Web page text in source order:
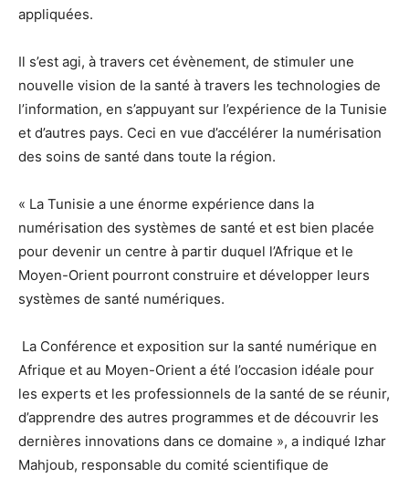
appliquées.
Il s’est agi, à travers cet évènement, de stimuler une
nouvelle vision de la santé à travers les technologies de
l’information, en s’appuyant sur l’expérience de la Tunisie
et d’autres pays. Ceci en vue d’accélérer la numérisation
des soins de santé dans toute la région.
« La Tunisie a une énorme expérience dans la
numérisation des systèmes de santé et est bien placée
pour devenir un centre à partir duquel l’Afrique et le
Moyen-Orient pourront construire et développer leurs
systèmes de santé numériques.
La Conférence et exposition sur la santé numérique en
Afrique et au Moyen-Orient a été l’occasion idéale pour
les experts et les professionnels de la santé de se réunir,
d’apprendre des autres programmes et de découvrir les
dernières innovations dans ce domaine », a indiqué Izhar
Mahjoub, responsable du comité scientifique de